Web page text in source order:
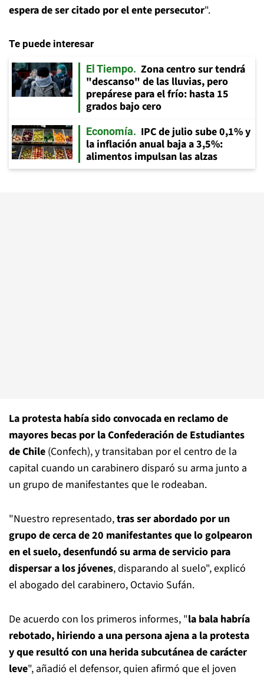
espera de ser citado por el ente persecutor".
Te puede interesar
El Tiempo
Zona centro sur tendrá
"descanso" de las lluvias, pero
prepárese para el frío: hasta 15
grados bajo cero
Economía
IPC de julio sube 0,1% y
la inflación anual baja a 3,5%:
alimentos impulsan las alzas
La protesta había sido convocada en reclamo de
mayores becas por la Confederación de Estudiantes
de Chile (Confech), y transitaban por el centro de la
capital cuando un carabinero disparó su arma junto a
un grupo de manifestantes que le rodeaban.
"Nuestro representado,tras ser abordado por un
grupo de cerca de 20 manifestantes que lo golpearon
en el suelo, desenfundó su arma de servicio para
dispersar a los jóvenes, disparando al suelo", explicó
el abogado del carabinero, Octavio Sufán.
De acuerdo con los primeros informes, "la bala habría
rebotado, hiriendo a una persona ajena a la protesta
y que resultó con una herida subcutánea de carácter
leve", añadió el defensor, quien afirmó que el joven